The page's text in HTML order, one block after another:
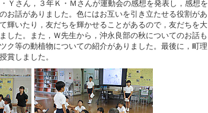
Ｙさん，３年Ｋ・Ｍさんが運動会の感想を発表し，感想を
お話がありました。色にはお互いを引き立たせる役割があ
輝いたり，友だちを輝かせることがあるので，友だちを大
した。また，Ｗ先生から，沖永良部の秋についてのお話も
ク等の動植物についての紹介がありました。最後に，町理
賞しました。